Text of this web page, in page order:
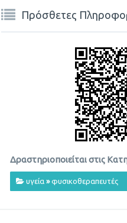
Πρόσθετες
Δραστηριοποιείται στις
υγεία »φυσικοθεραπευτές